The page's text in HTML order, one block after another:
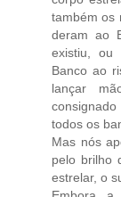
também os
deram ao
existiu, ou
Banco ao
lançar
todos os
Mas nós
pelo brilho
estrelar, o